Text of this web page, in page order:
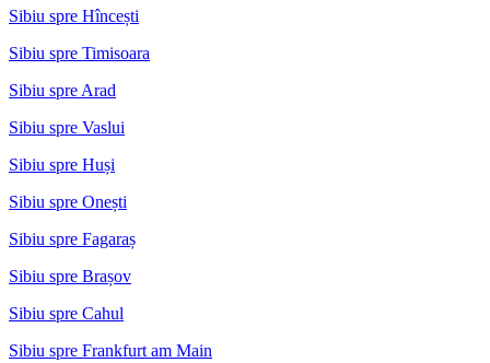
Sibiu spre Hîncești
Sibiu spre Timisoara
Sibiu spre Arad
Sibiu spre Vaslui
Sibiu spre Huși
Sibiu spre Onești
Sibiu spre Fagaraș
Sibiu spre Brașov
Sibiu spre Cahul
Sibiu spre Frankfurt am Main